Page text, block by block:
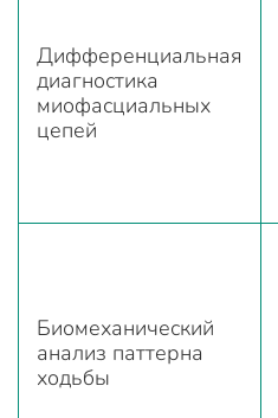
Дифференциальная
диагностика
миофасциальных
цепей
Биомеханический
анализ паттерна
ходьбы